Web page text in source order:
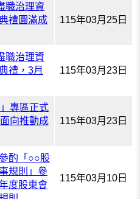
職治理資
禮圓滿成
115年03月25日
職治理資
禮，3月
115年03月23日
專區正式
向推動成
115年03月23日
酌「○○股
規則」參
度股東會
115年03月10日